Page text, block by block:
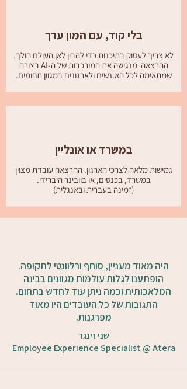
בלי קוד, עם המון ערך
לא צריך לעסוק בתיכנות כדי להבין לאן העולם הולך.
ההרצאה מנגישה את המורכבות של ה-AI בצורה
שמתאימה לכל הא.נשים ולארגונים במגוון תחומים.
במשרד או אונליין
גמישות מלאה לצרכי הארגון. ההרצאה עובדת מצוין
במשרד, בכנסים, או בוובינר היברידי.
(זמינה בעברית ובאנגלית)
היה מאוד מעניין, סוחף ורלוונטי לתקופה.
הופתענו לגלות עולמות מגוונים בבינה
המלאכותית וכמה ניתן עוד לחדש בתחום.
התגובות של כל העובדים היו מאוד
מפרגנות.
שני זינגר
Employee Experience Specialist @ Atera